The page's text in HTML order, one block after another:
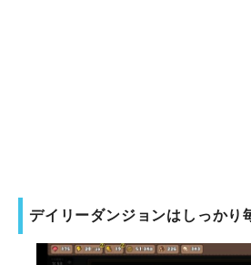
デイリーダンジョンはしっかり